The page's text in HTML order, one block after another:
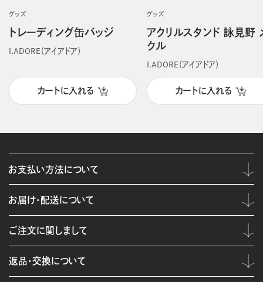
グッズ
トレーディング缶バッジ
I.ADORE（アイアドア）
カートに入れる
グッズ
アクリルスタンド 詠見野
クル
I.ADORE（アイアドア）
カートに入れる
お支払い方法について
お届け・配送について
ご注文に関しまして
返品・交換について